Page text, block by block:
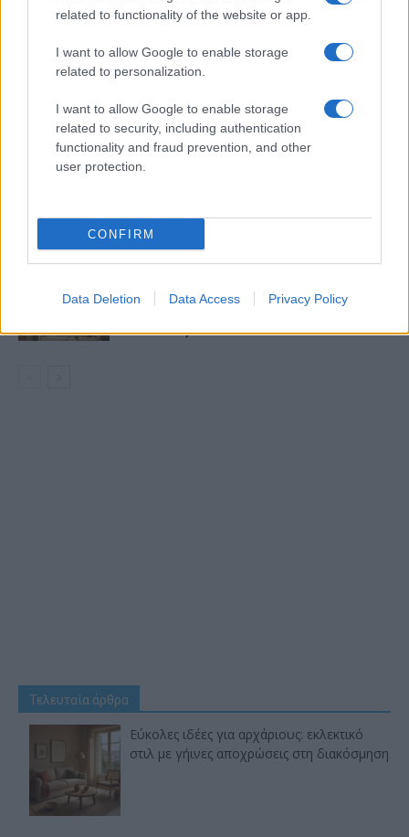
related to functionality of the website or app.
I want to allow Google to enable storage
related to personalization.
I want to allow Google to enable storage
related to security, including authentication
functionality and fraud prevention, and other
user protection.
CONFIRM
Data Deletion Data Access Privacy Policy
ΠΑΡΟΜΟΙΑ ΑΡΘΡΑ ΠΕΡΙΣΣΟΤΕΡΑ ΑΠΟ ΤΟΝ ΔΗΜΙΟΥΡΓΟ
Εύκολες ιδέες για αρχάριους:
εκλεκτικό στιλ με γήινες
αποχρώσεις στη διακόσμηση
κρούστα
Ιδέες για διακόσμηση σπιτιού που
κάνουν τον χώρο πιο όμορφο και πιο
«δικό σας»
Τελευταία άρθρα
Εύκολες ιδέες για αρχάριους: εκλεκτικό
στιλ με γήινες αποχρώσεις στη διακόσμηση